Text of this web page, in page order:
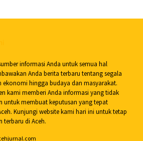
informasi Anda untuk semua hal
Anda berita terbaru tentang segala
hingga budaya dan masyarakat.
kami memberi Anda informasi yang tidak
untuk membuat keputusan yang tepat
Kunjungi website kami hari ini untuk tetap
terbaru di Aceh.